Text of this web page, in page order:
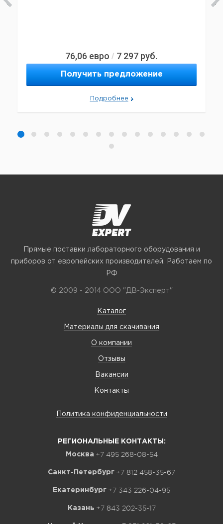
76,06 евро / 7 297 руб.
Получить предложение
Подробнее
Прямые поставки лабораторного оборудования и
приборов от европейских производителей. Работаем по
РФ
© 2009 - 2014 ООО "ДВ-Эксперт"
Каталог
Материалы для скачивания
О компании
Отзывы
Вакансии
Контакты
Политика конфиденциальности
РЕГИОНАЛЬНЫЕ КОНТАКТЫ:
Москва +7 495 268-08-54
Санкт-Петербург +7 812 458-35-67
Екатеринбург +7 343 226-04-95
Казань +7 843 202-35-17